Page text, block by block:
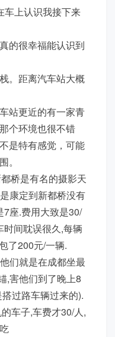
车上认识我接下来
的很幸福能认识到
。距离汽车站大概
站更近的有一家青
个环境也很不错
是特有感觉，可能
。
桥是有名的摄影天
康定到新都桥没有
7座.费用大致是30/
时间耽误很久,每辆
了200元/一辆.
们就是在成都坐最
,害他们到了晚上8
过路车辆过来的).
车子,车费才30/人,